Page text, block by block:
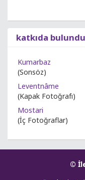
katkıda
Kumarbaz
(Sonsöz)
Leventnâme
(Kapak Fotoğrafı)
Mostari
(İç Fotoğraflar)
©